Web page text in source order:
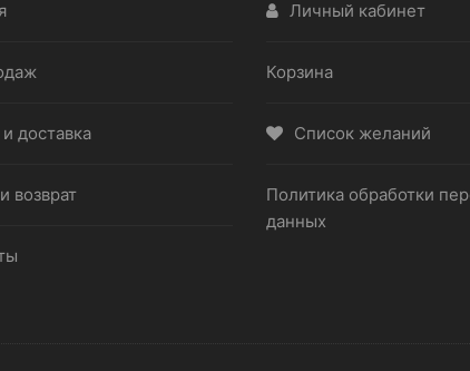
доставка
возврат
Личный кабинет
Корзина
Список желаний
Политика обработки
данных